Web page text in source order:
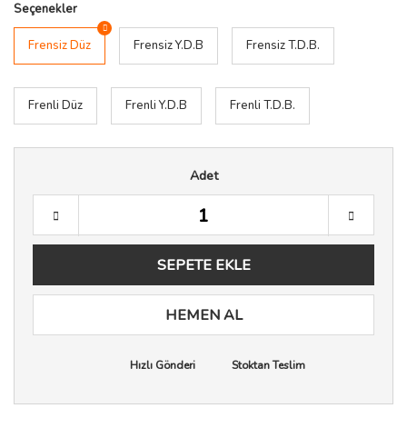
Seçenekler
Frensiz Düz Frensiz Y.D.B Frensiz T.D.B.
Frenli Düz Frenli Y.D.B Frenli T.D.B.
Adet
SEPETE EKLE
HEMEN AL
Hızlı Gönderi Stoktan Teslim